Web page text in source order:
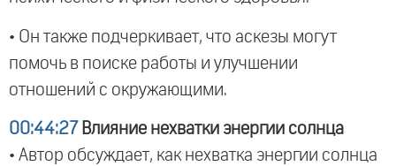
• Он также подчеркивает, что аскезы могут
помочь в поиске работы и улучшении
отношений с окружающими.
00:44:27 Влияние нехватки энергии солнца
• Автор обсуждает, как нехватка энергии солнца